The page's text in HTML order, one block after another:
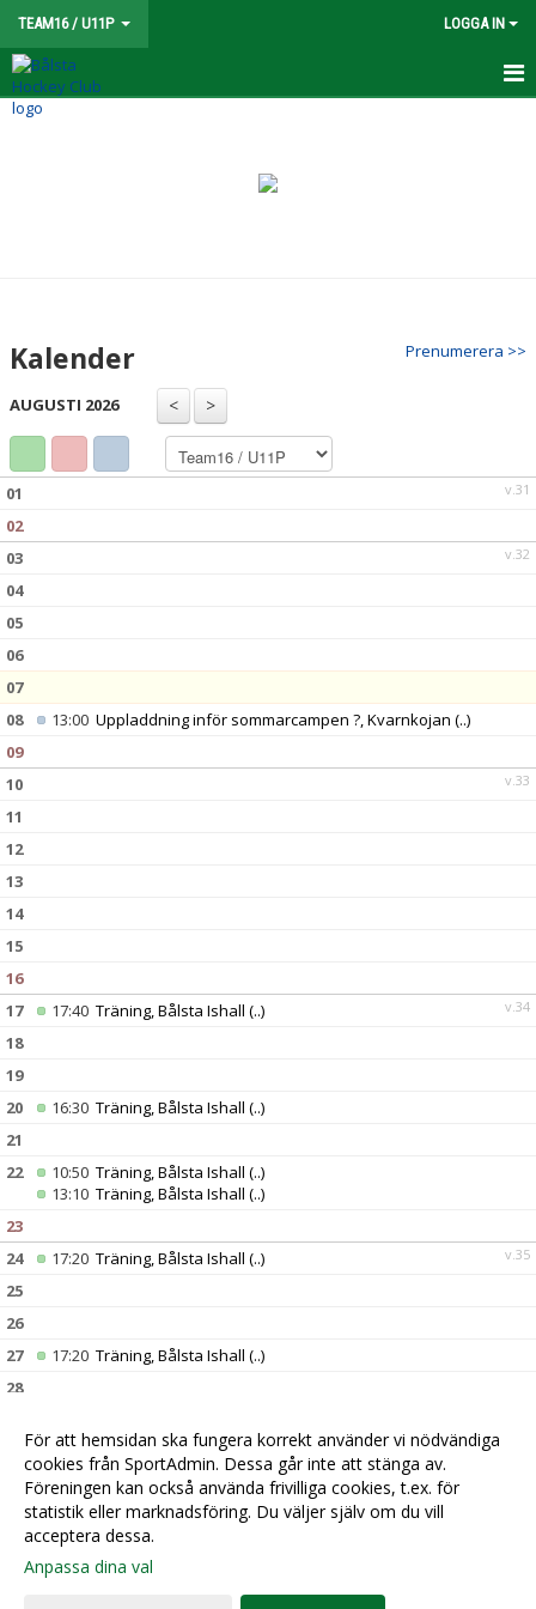
TEAM16 / U11P LOGGA IN
TEAM 16
KONTAKT
Prenumerera >>
Kalender
AUGUSTI 2026
v.31
01
02
v.32
03
04
05
06
07
08
13:00 Uppladdning inför sommarcampen ?, Kvarnkojan (..)
09
v.33
10
11
12
13
14
15
16
v.34
17 17:40 Träning, Bålsta Ishall (..)
18
19
20
16:30 Träning, Bålsta Ishall (..)
21
22
10:50 Träning, Bålsta Ishall (..)
13:10 Träning, Bålsta Ishall (..)
23
v.35
24 17:20 Träning, Bålsta Ishall (..)
25
26
27
17:20 Träning, Bålsta Ishall (..)
28
13:30Träning, Bålsta Ishall(..)
16:00Fotografering ??, Bålsta Ishall(..)
För att hemsidan ska fungera korrekt använder vi nödvändiga
cookies från SportAdmin. Dessa går inte att stänga av.
Föreningen kan också använda frivilliga cookies, t.ex. för
statistik eller marknadsföring. Du väljer själv om du vill
acceptera dessa.
Anpassa dina val